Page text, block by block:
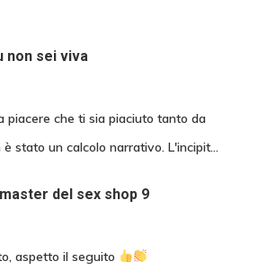
non sei viva
piacere che ti sia piaciuto tanto da
è stato un calcolo narrativo. L'incipit…
del sex shop 9
aspetto il seguito